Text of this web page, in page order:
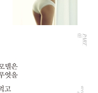
드는 운동 10가지